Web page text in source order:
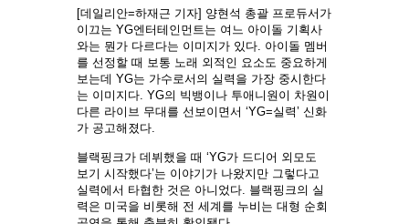
[데일리안=하재근 기자] 양현석 총괄 프로듀서가
이끄는 YG엔터테인먼트는 여느 아이돌 기획사
와는 뭔가 다르다는 이미지가 있다. 아이돌 멤버
를 선정할 때 보통 노래 외적인 요소도 중요하게
보는데 YG는 가수로서의 실력을 가장 중시한다
는 이미지다. YG의 빅뱅이나 투애니원이 차원이
다른 라이브 무대를 선보이면서 ‘YG=실력’ 신화
가 공고해졌다.
블랙핑크가 데뷔했을 때 ‘YG가 드디어 외모도
보기 시작했다’는 이야기가 나왔지만 그렇다고
실력에서 타협한 것은 아니었다. 블랙핑크의 실
력은 미국을 비롯해 전 세계를 누비는 대형 순회